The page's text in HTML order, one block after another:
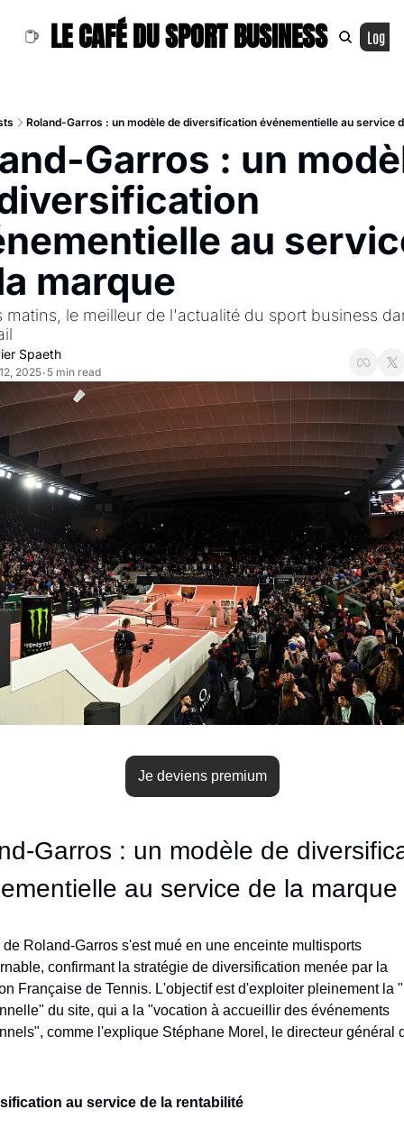
LE CAFÉ DU SPORT BUSINESS Log In
Roland-Garros : un modèle de diversification événementielle au service
Garros : un
au
marque
matins, le meilleur de l'actualité du sport business
Spaeth
2025• 5 min read
Je deviens premium
Garros : un modèle de
au service de la marque
Roland-Garros s'est mué en une enceinte multisports
confirmant la stratégie de diversification menée par la
Française de Tennis. L'objectif est d'exploiter pleinement la
du site, qui a la "vocation à accueillir des événements
comme l'explique Stéphane Morel, le directeur général
au service de la rentabilité